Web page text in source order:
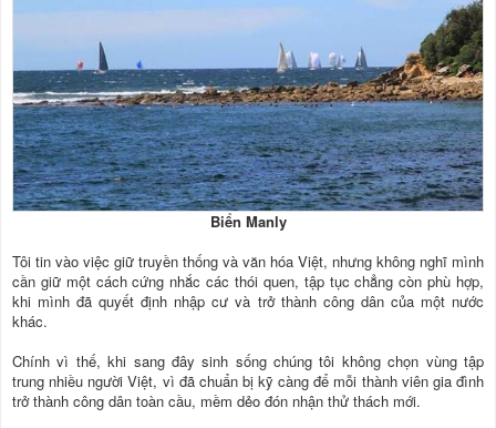
Biển Manly
Tôi tin vào việc giữ truyền thống và văn hóa Việt, nhưng không nghĩ mình
cần giữ một cách cứng nhắc các thói quen, tập tục chẳng còn phù hợp,
khi mình đã quyết định nhập cư và trở thành công dân của một nước
khác.
Chính vì thế, khi sang đây sinh sống chúng tôi không chọn vùng tập
trung nhiều người Việt, vì đã chuẩn bị kỹ càng để mỗi thành viên gia đình
trở thành công dân toàn cầu, mềm dẻo đón nhận thử thách mới.